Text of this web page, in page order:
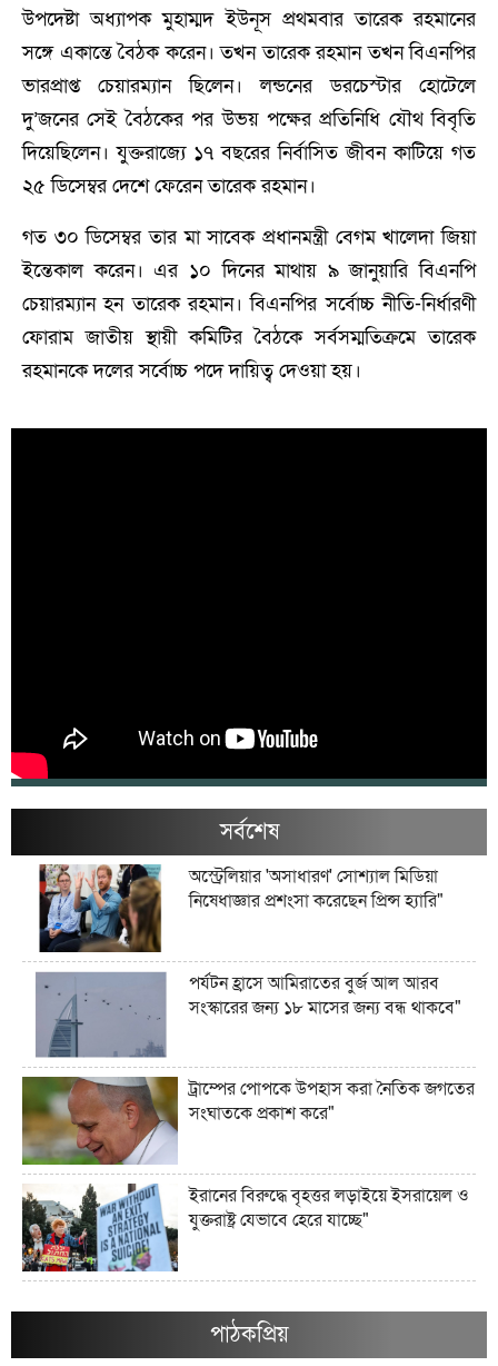
উপদেষ্টা অধ্যাপক মুহাম্মদ ইউনূস প্রথমবার তারেক রহমানের
সঙ্গে একান্তে বৈঠক করেন। তখন তারেক রহমান তখন বিএনপির
ভারপ্রাপ্ত চেয়ারম্যান ছিলেন। লন্ডনের ডরচেস্টার হোটেলে
দু’জনের সেই বৈঠকের পর উভয় পক্ষের প্রতিনিধি যৌথ বিবৃতি
দিয়েছিলেন। যুক্তরাজ্যে ১৭ বছরের নির্বাসিত জীবন কাটিয়ে গত
২৫ ডিসেম্বর দেশে ফেরেন তারেক রহমান।
গত ৩০ ডিসেম্বর তার মা সাবেক প্রধানমন্ত্রী বেগম খালেদা জিয়া
ইন্তেকাল করেন। এর ১০ দিনের মাথায় ৯ জানুয়ারি বিএনপি
চেয়ারম্যান হন তারেক রহমান। বিএনপির সর্বোচ্চ নীতি-নির্ধারণী
ফোরাম জাতীয় স্থায়ী কমিটির বৈঠকে সর্বসম্মতিক্রমে তারেক
রহমানকে দলের সর্বোচ্চ পদে দায়িত্ব দেওয়া হয়।
সর্বশেষ
অস্ট্রেলিয়ার 'অসাধারণ' সোশ্যাল মিডিয়া
নিষেধাজ্ঞার প্রশংসা করেছেন প্রিন্স হ্যারি"
পর্যটন হ্রাসে আমিরাতের বুর্জ আল আরব
সংস্কারের জন্য ১৮ মাসের জন্য বন্ধ থাকবে"
ট্রাম্পের পোপকে উপহাস করা নৈতিক জগতের
সংঘাতকে প্রকাশ করে"
ইরানের বিরুদ্ধে বৃহত্তর লড়াইয়ে ইসরায়েল ও
যুক্তরাষ্ট্র যেভাবে হেরে যাচ্ছে"
সম্পদগুলো কী এবং সেগুলো কোথায় রাখা
আছে?"
পাঠকপ্রিয়